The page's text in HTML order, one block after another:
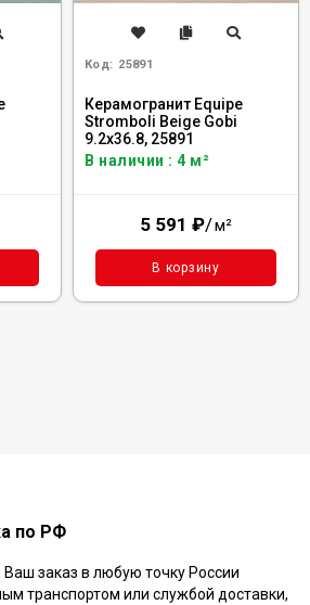
Код: 25891
Керамогранит Equipe
Stromboli Beige Gobi
9.2x36.8, 25891
В наличии : 4 м²
5 591 ₽/м²
В корзину
по РФ
заказ в любую точку России
транспортом или службой доставки,